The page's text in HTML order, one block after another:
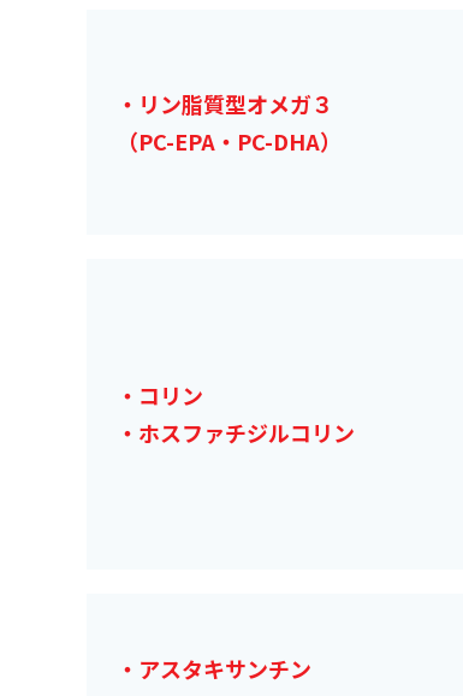
・リン脂質型オメガ３
（PC-EPA・PC-DHA）
・コリン
・ホスファチジルコリン
・アスタキサンチン